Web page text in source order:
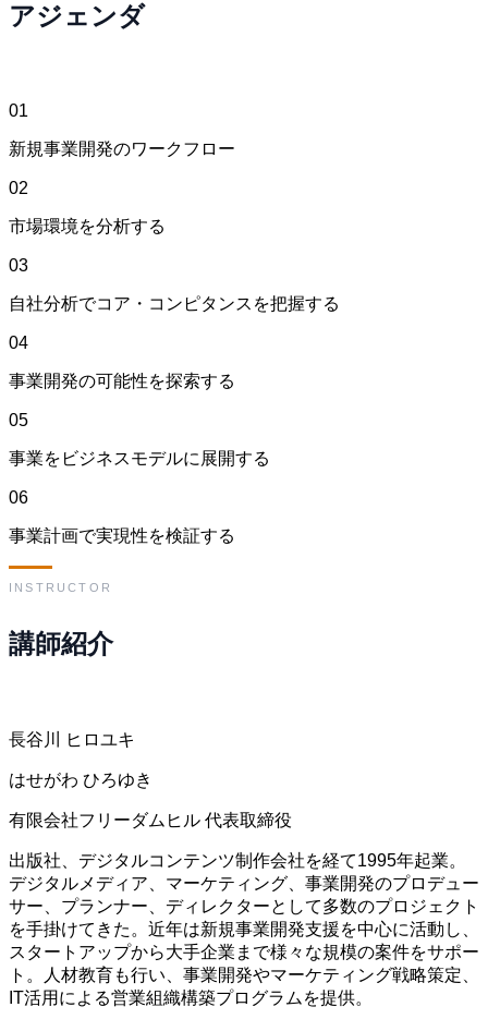
アジェンダ
01
新規事業開発のワークフロー
02
市場環境を分析する
03
自社分析でコア・コンピタンスを把握する
04
事業開発の可能性を探索する
05
事業をビジネスモデルに展開する
06
事業計画で実現性を検証する
INSTRUCTOR
講師紹介
長谷川 ヒロユキ
はせがわ ひろゆき
有限会社フリーダムヒル 代表取締役
出版社、デジタルコンテンツ制作会社を経て1995年起業。
デジタルメディア、マーケティング、事業開発のプロデュー
サー、プランナー、ディレクターとして多数のプロジェクト
を手掛けてきた。近年は新規事業開発支援を中心に活動し、
スタートアップから大手企業まで様々な規模の案件をサポー
ト。人材教育も行い、事業開発やマーケティング戦略策定、
IT活用による営業組織構築プログラムを提供。